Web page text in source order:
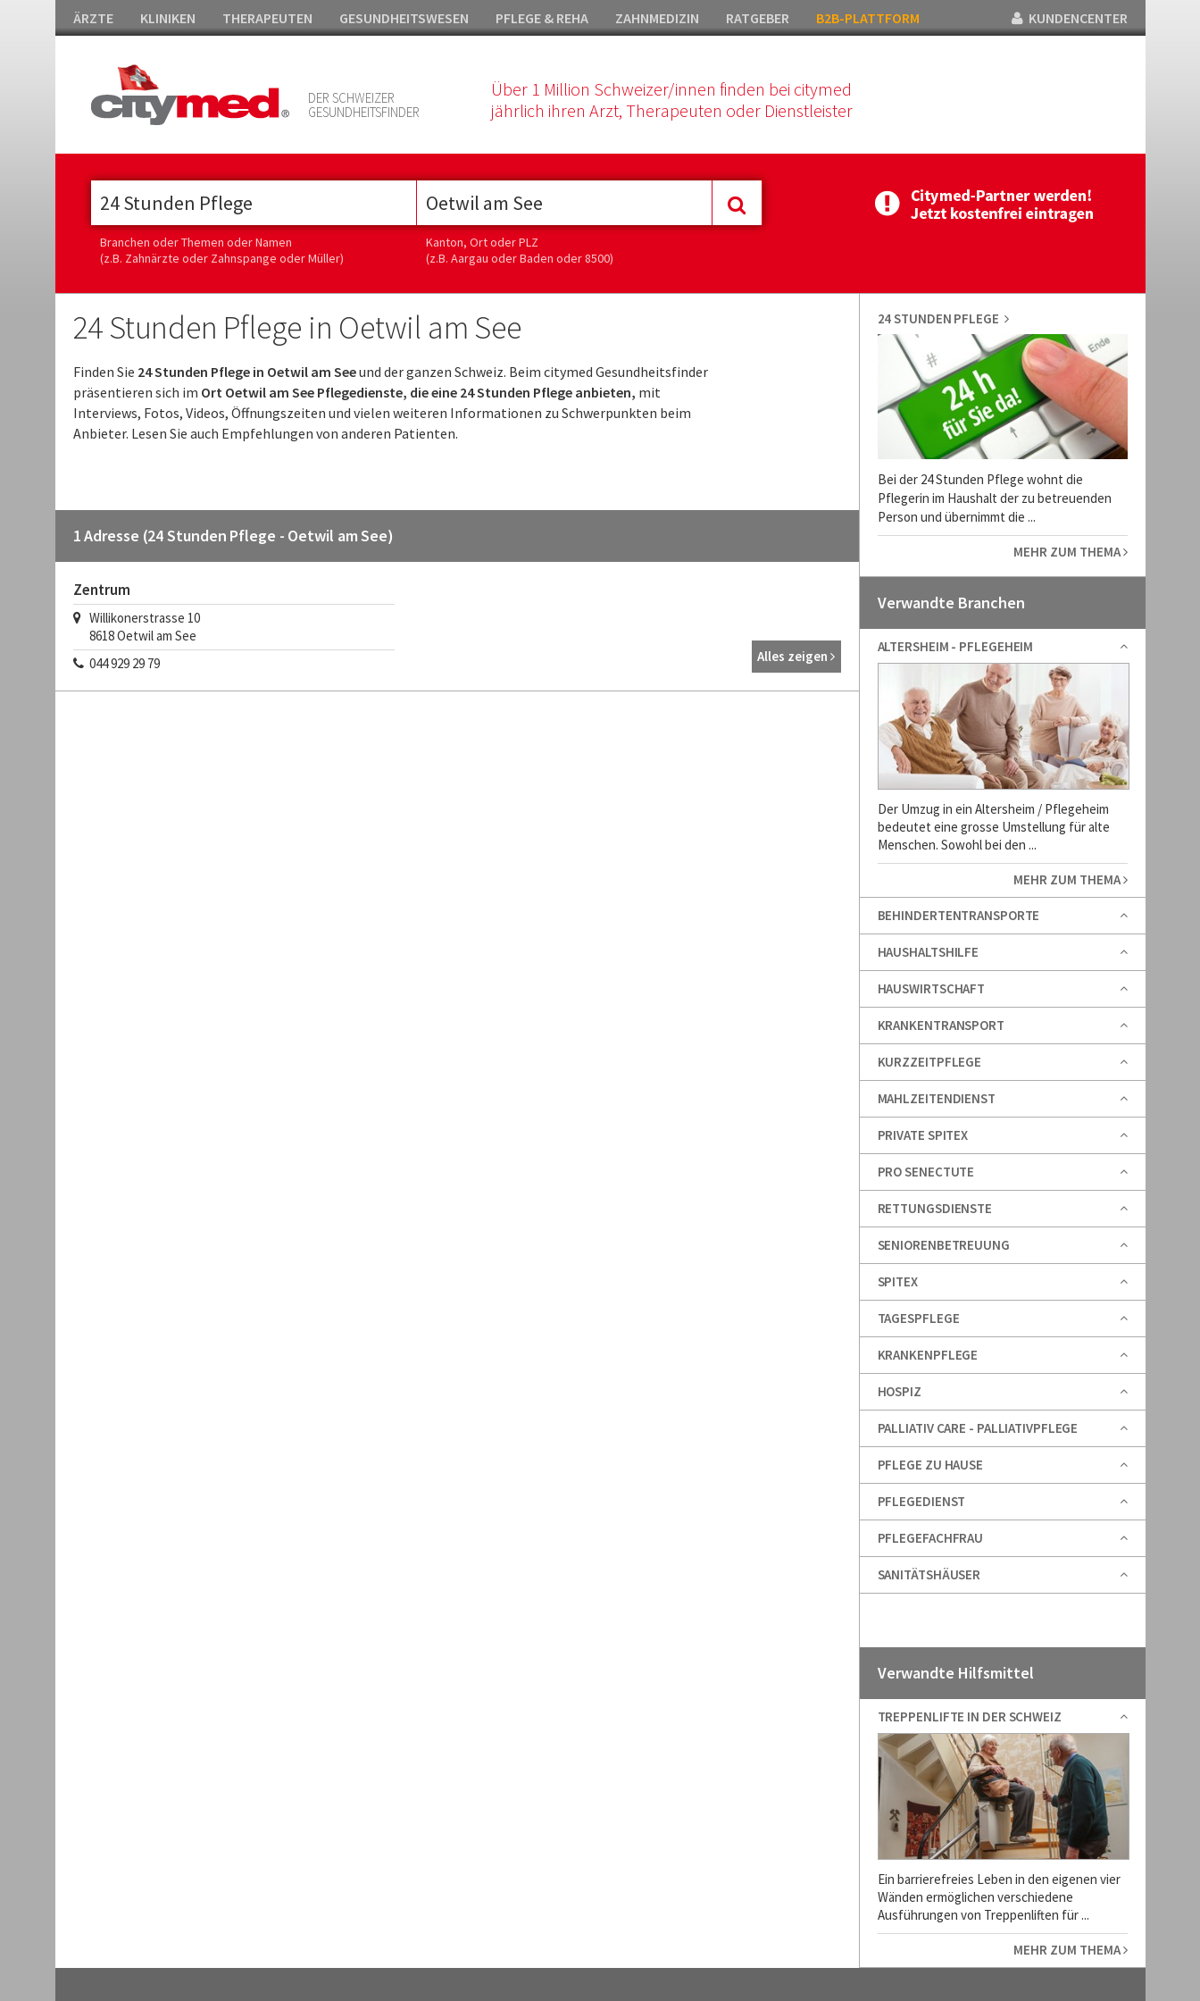
ÄRZTE KLINIKEN THERAPEUTEN GESUNDHEITSWESEN PFLEGE & REHA ZAHNMEDIZIN RATGEBER B2B-PLATTFORM KUNDENCENTER
DER SCHWEIZER
GESUNDHEITSFINDER
Über 1 Million Schweizer/innen finden bei citymed
jährlich ihren Arzt, Therapeuten oder Dienstleister
Branchen oder Themen oder Namen
(z.B. Zahnärzte oder Zahnspange oder Müller)
Kanton, Ort oder PLZ
(z.B. Aargau oder Baden oder 8500)
24 Stunden Pflege in Oetwil am See
Finden Sie 24 Stunden Pflege in Oetwil am Seeund der ganzen Schweiz. Beim citymed Gesundheitsfinder
präsentieren sich im Ort Oetwil am See Pflegedienste, die eine 24 Stunden Pflege anbieten, mit
Interviews, Fotos, Videos, Öffnungszeiten und vielen weiteren Informationen zu Schwerpunkten beim
Anbieter. Lesen Sie auch Empfehlungen von anderen Patienten.
1 Adresse (24 Stunden Pflege - Oetwil am See)
Zentrum
Willikonerstrasse 10
8618Oetwil am See
044 929 29 79
Alles zeigen
24 STUNDEN PFLEGE
Bei der 24 Stunden Pflege wohnt die
Pflegerin im Haushalt der zu betreuenden
Person und übernimmt die ...
MEHR ZUM THEMA
Verwandte Branchen
ALTERSHEIM - PFLEGEHEIM
Der Umzug in ein Altersheim / Pflegeheim
bedeutet eine grosse Umstellung für alte
Menschen. Sowohl bei den ...
MEHR ZUM THEMA
BEHINDERTENTRANSPORTE
HAUSHALTSHILFE
HAUSWIRTSCHAFT
KRANKENTRANSPORT
KURZZEITPFLEGE
MAHLZEITENDIENST
PRIVATE SPITEX
PRO SENECTUTE
RETTUNGSDIENSTE
SENIORENBETREUUNG
SPITEX
TAGESPFLEGE
KRANKENPFLEGE
HOSPIZ
PALLIATIV CARE - PALLIATIVPFLEGE
PFLEGE ZU HAUSE
PFLEGEDIENST
PFLEGEFACHFRAU
SANITÄTSHÄUSER
Verwandte Hilfsmittel
TREPPENLIFTE IN DER SCHWEIZ
Ein barrierefreies Leben in den eigenen vier
Wänden ermöglichen verschiedene
Ausführungen von Treppenliften für ...
MEHR ZUM THEMA